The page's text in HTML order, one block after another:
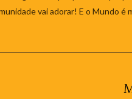
vai adorar! E o Mundo é